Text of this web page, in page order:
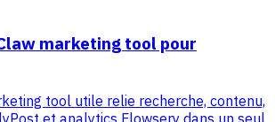
marketing tool pour
tool utile relie recherche, contenu,
et analytics Flowsery dans un seul